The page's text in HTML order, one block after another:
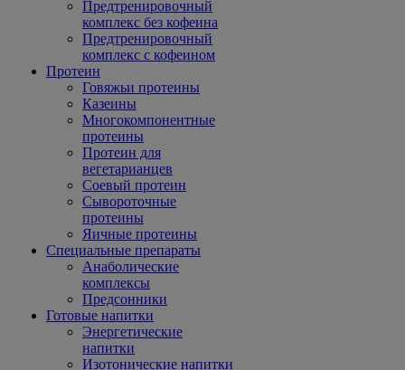
Предтренировочный
комплекс без кофеина
Предтренировочный
комплекс с кофеином
Протеин
Говяжьи протеины
Казеины
Многокомпонентные
протеины
Протеин для
вегетарианцев
Соевый протеин
Сывороточные
протеины
Яичные протеины
Специальные препараты
Анаболические
комплексы
Предсонники
Готовые напитки
Энергетические
напитки
Изотонические напитки